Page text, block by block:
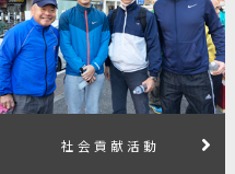
社会貢献活動